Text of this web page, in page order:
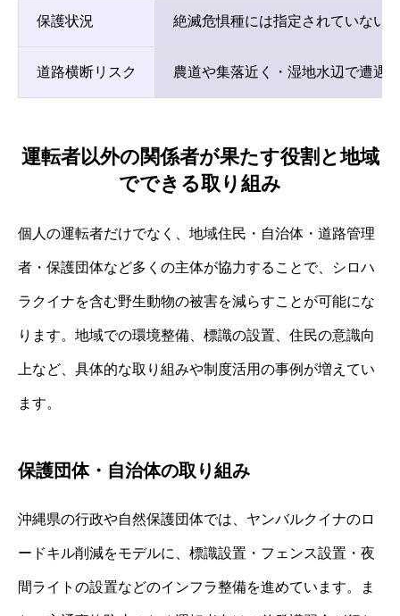
保護状況 絶滅危惧種には指定されていない
道路横断リスク 農道や集落近く・湿地水辺で遭遇
運転者以外の関係者が果たす役割と地域
でできる取り組み
個人の運転者だけでなく、地域住民・自治体・道路管理
者・保護団体など多くの主体が協力することで、シロハ
ラクイナを含む野生動物の被害を減らすことが可能にな
ります。地域での環境整備、標識の設置、住民の意識向
上など、具体的な取り組みや制度活用の事例が増えてい
ます。
保護団体・自治体の取り組み
沖縄県の行政や自然保護団体では、ヤンバルクイナのロ
ードキル削減をモデルに、標識設置・フェンス設置・夜
間ライトの設置などのインフラ整備を進めています。ま